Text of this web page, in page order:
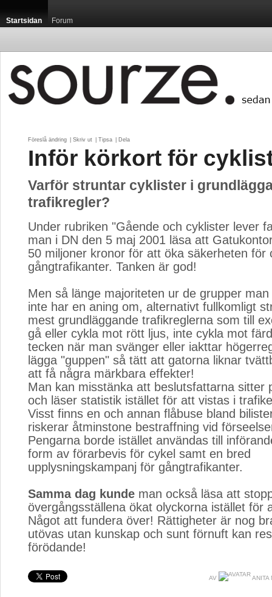
Startsidan Forum
Föreslå ändring Skriv ut Tipsa Dela
Inför körkort för
Varför struntar cyklister i
trafikregler?
Under rubriken "Gående och cyklister lever
man i DN den 5 maj 2001 läsa att
50 miljoner kronor för att öka säkerheten för
gångtrafikanter. Tanken är god!
Men så länge majoriteten ur de grupper
inte har en aning om, alternativt fullkomligt
mest grundläggande trafikreglerna som till
gå eller cykla mot rött ljus, inte cykla mot
tecken när man svänger eller iakttar
lägga "guppen" så tätt att gatorna liknar
att få några märkbara effekter!
Man kan misstänka att beslutsfattarna sitter
och läser statistik istället för att vistas i
Visst finns en och annan flåbuse bland
riskerar åtminstone bestraffning vid
Pengarna borde istället användas till
form av förarbevis för cykel samt en bred
upplysningskampanj för gångtrafikanter.
Samma dag kunde man också läsa att
övergångsställena ökat olyckorna istället för
Något att fundera över! Rättigheter är nog
utövas utan kunskap och sunt förnuft kan
förödande!
AV ANITA